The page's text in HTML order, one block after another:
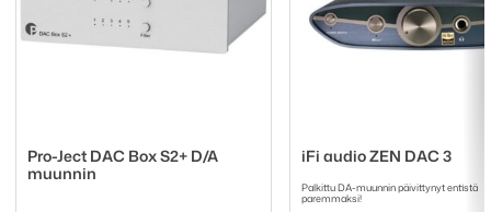
Pro-Ject DAC Box S2+ D/A
muunnin
iFi audio ZEN DAC 3
Palkittu DA-muunnin päivittynyt entistä
paremmaksi!